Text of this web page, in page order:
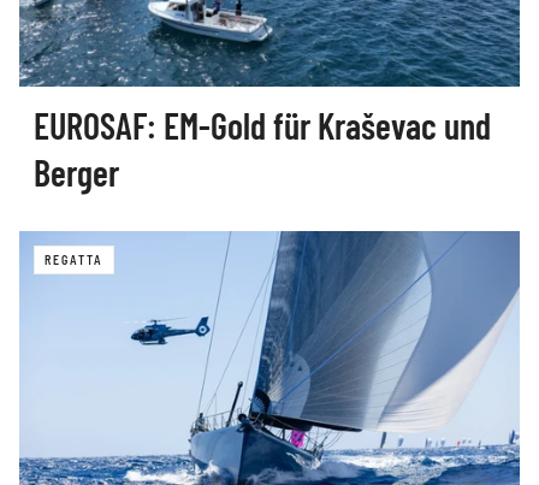
EUROSAF: EM-Gold für Kraševac und
Berger
REGATTA